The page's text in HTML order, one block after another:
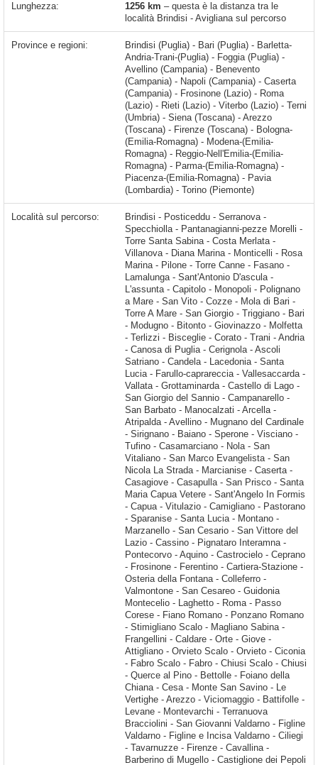
Lunghezza: 1256 km – questa è la distanza tra le
località Brindisi - Avigliana sul percorso
Province e regioni:
Brindisi (Puglia) - Bari (Puglia) - Barletta-
Andria-Trani-(Puglia) - Foggia (Puglia) -
Avellino (Campania) - Benevento
(Campania) - Napoli (Campania) - Caserta
(Campania) - Frosinone (Lazio) - Roma
(Lazio) - Rieti (Lazio) - Viterbo (Lazio) - Terni
(Umbria) - Siena (Toscana) - Arezzo
(Toscana) - Firenze (Toscana) - Bologna-
(Emilia-Romagna) - Modena-(Emilia-
Romagna) - Reggio-Nell'Emilia-(Emilia-
Romagna) - Parma-(Emilia-Romagna) -
Piacenza-(Emilia-Romagna) - Pavia
(Lombardia) - Torino (Piemonte)
Località sul percorso: Brindisi - Posticeddu - Serranova - Specchiolla - Pantanagianni-pezze Morelli - Torre Santa Sabina - Costa Merlata - Villanova - Diana Marina - Monticelli - Rosa Marina - Pilone - Torre Canne - Fasano - Lamalunga - Sant'Antonio D'ascula - L'assunta - Capitolo - Monopoli - Polignano a Mare - San Vito - Cozze - Mola di Bari - Torre A Mare - San Giorgio - Triggiano - Bari - Modugno - Bitonto - Giovinazzo - Molfetta - Terlizzi - Bisceglie - Corato - Trani - Andria - Canosa di Puglia